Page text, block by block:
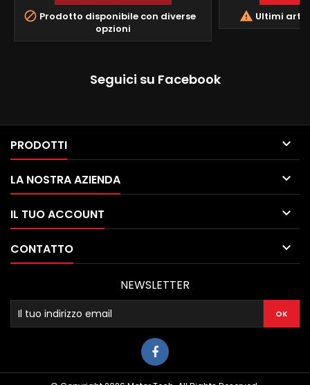
 Prodotto disponibile con diverse
opzioni
 Ultimi
Seguici su Facebook
PRODOTTI 
LA NOSTRA AZIENDA 
IL TUO ACCOUNT 
CONTATTO 
NEWSLETTER